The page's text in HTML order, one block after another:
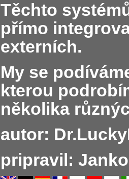
Těchto
přímo
externích.
My se
kterou
několika
autor:
pripravil: